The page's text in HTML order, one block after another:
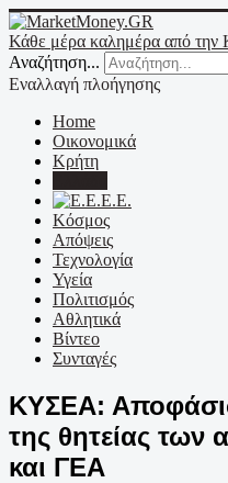
Κάθε μέρα καλημέρα από την
Αναζήτηση...
Εναλλαγή πλοήγησης
Home
Οικονομικά
Κρήτη
Ε.Ε.
Κόσμος
Απόψεις
Τεχνολογία
Υγεία
Πολιτισμός
Αθλητικά
Βίντεο
Συνταγές
ΚΥΣΕΑ:
της θητείας
και ΓΕΑ